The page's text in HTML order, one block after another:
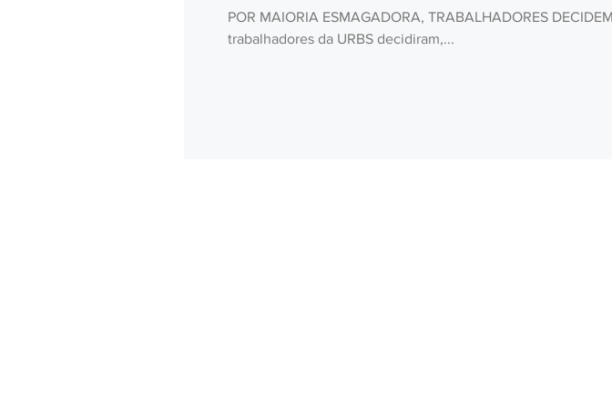
POR MAIORIA ESMAGADORA, TRABALHADORES
trabalhadores da URBS decidiram,...